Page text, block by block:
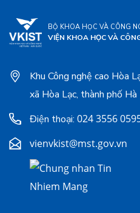
BỘ KHOA HỌC VÀ CÔNG
VIỆN KHOA HỌC VÀ
Khu Công nghệ cao Hòa
xã Hòa Lạc, thành phố Hà
Điện thoại: 024 3556
vienvkist@mst.gov.vn